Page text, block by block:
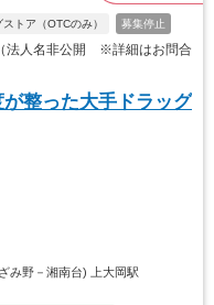
ストア（OTCのみ） 募集停止
法人名非公開 ※詳細はお問合
が整った大手ドラッグ
み野－湘南台) 上大岡駅